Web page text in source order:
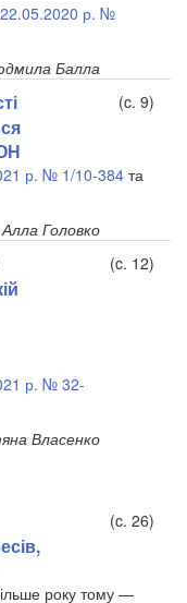
22.05.2020 р. №
Балла
(c. 9)
р. № 1/10-384 та
Алла Головко
(c. 12)
р. № 32-
Власенко
(c. 26)
року тому —